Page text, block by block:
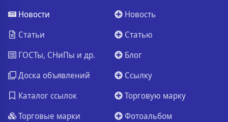
Новости
Статьи
ГОСТы, СНиПы и др.
Доска объявлений
Каталог ссылок
Торговые марки
Новость
Статью
Блог
Ссылку
Торговую марку
Фотоальбом